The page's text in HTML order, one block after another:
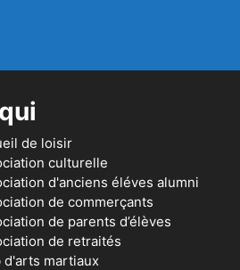
de loisir
culturelle
d'anciens éléves alumni
de commerçants
de parents d’élèves
de retraités
d'arts martiaux